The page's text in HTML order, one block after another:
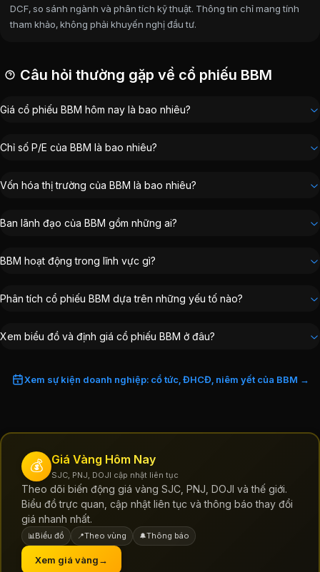
DCF, so sánh ngành và phân tích kỹ thuật. Thông tin chỉ mang tính
tham khảo, không phải khuyến nghị đầu tư.
Câu hỏi thường gặp về cổ phiếu BBM
Giá cổ phiếu BBM hôm nay là bao nhiêu?
Chỉ số P/E của BBM là bao nhiêu?
Vốn hóa thị trường của BBM là bao nhiêu?
Ban lãnh đạo của BBM gồm những ai?
BBM hoạt động trong lĩnh vực gì?
Phân tích cổ phiếu BBM dựa trên những yếu tố nào?
Xem biểu đồ và định giá cổ phiếu BBM ở đâu?
Xem sự kiện doanh nghiệp: cổ tức, ĐHCĐ, niêm yết của BBM →
💰 Giá Vàng Hôm Nay
SJC, PNJ, DOJI cập nhật liên tục
Theo dõi biến động giá vàng SJC, PNJ, DOJI và thế giới.
Biểu đồ trực quan, cập nhật liên tục và thông báo thay đổi
giá nhanh nhất.
📊 Biểu đồ 📍Theo vùng 🔔Thông báo
Xem giá vàng→